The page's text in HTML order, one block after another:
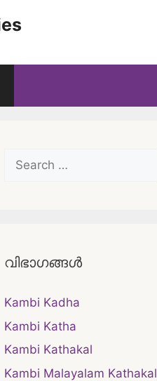
Search
for:
വിഭാഗങ്ങൾ
Kambi Kadha
Kambi Katha
Kambi Kathakal
Kambi Malayalam Kathakal